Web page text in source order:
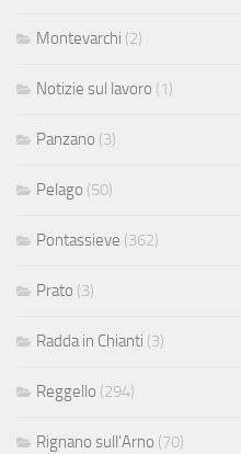
Montevarchi (2)
Notizie sul lavoro (1)
Panzano (3)
Pelago (50)
Pontassieve (362)
Prato (3)
Radda in Chianti (3)
Reggello (294)
Rignano sull'Arno (70)